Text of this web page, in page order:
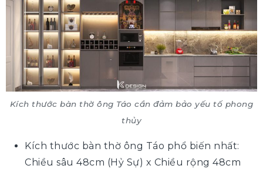
Kích thước bàn thờ ông Táo cần đảm bảo yếu tố phong
thủy
Kích thước bàn thờ ông Táo phổ biến nhất:
Chiều sâu 48cm (Hỷ Sự) x Chiều rộng 48cm